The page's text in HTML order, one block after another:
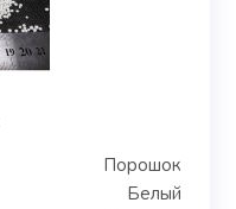
Порошок
Белый